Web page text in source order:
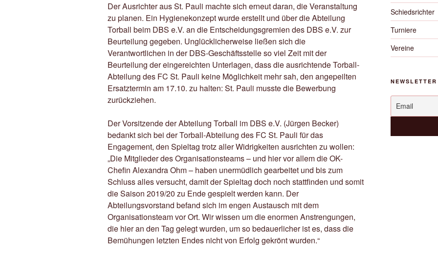
Der Ausrichter aus St. Pauli machte sich erneut daran, die Veranstaltung
zu planen. Ein Hygienekonzept wurde erstellt und über die Abteilung
Torball beim DBS e.V. an die Entscheidungsgremien des DBS e.V. zur
Beurteilung gegeben. Unglücklicherweise ließen sich die
Verantwortlichen in der DBS-Geschäftsstelle so viel Zeit mit der
Beurteilung der eingereichten Unterlagen, dass die ausrichtende Torball-
Abteilung des FC St. Pauli keine Möglichkeit mehr sah, den angepeilten
Ersatztermin am 17.10. zu halten: St. Pauli musste die Bewerbung
zurückziehen.
Der Vorsitzende der Abteilung Torball im DBS e.V. (Jürgen Becker)
bedankt sich bei der Torball-Abteilung des FC St. Pauli für das
Engagement, den Spieltag trotz aller Widrigkeiten ausrichten zu wollen:
„Die Mitglieder des Organisationsteams – und hier vor allem die OK-
Chefin Alexandra Ohm – haben unermüdlich gearbeitet und bis zum
Schluss alles versucht, damit der Spieltag doch noch stattfinden und somit
die Saison 2019/20 zu Ende gespielt werden kann. Der
Abteilungsvorstand befand sich im engen Austausch mit dem
Organisationsteam vor Ort. Wir wissen um die enormen Anstrengungen,
die hier an den Tag gelegt wurden, um so bedauerlicher ist es, dass die
Bemühungen letzten Endes nicht von Erfolg gekrönt wurden.“
Schiedsrichter
Turniere
Vereine
NEWSLETTER